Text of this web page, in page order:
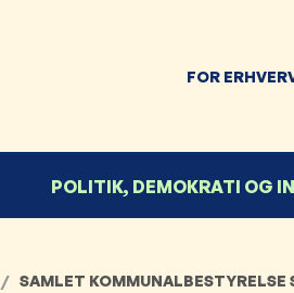
FOR
POLITIK, DEMOKRATI OG
SAMLET KOMMUNALBESTYRELSE